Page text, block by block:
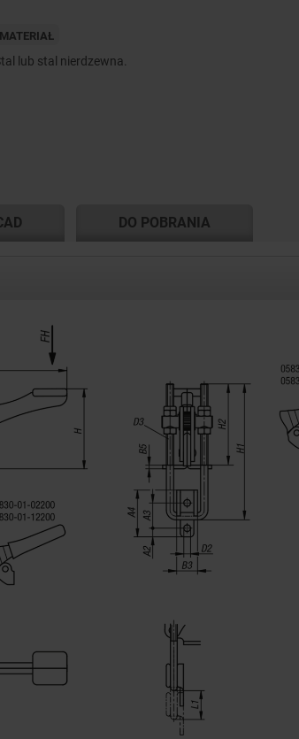
MATERIAŁ
lub stal nierdzewna.
DO POBRANIA